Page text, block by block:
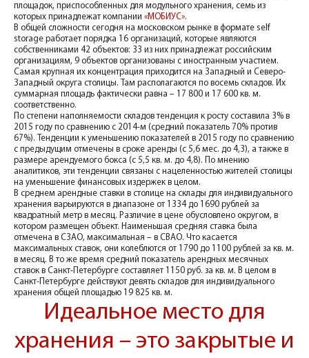
площадок, приспособленных для модульного хранения, семь из
которых принадлежат компании «МОБИУС».
В общей сложности сегодня на московском рынке в формате self
storage работает порядка 16 организаций, которые являются
собственниками 42 объектов: 33 из них принадлежат российским
организациям, 9 объектов организованы с иностранным участием.
Самая крупная их концентрация приходится на Западный и Северо-
Западный округа столицы. Там располагаются по восемь складов. Их
суммарная площадь фактически равна – 17 800 и 17 600 кв. м.
соответственно.
По степени наполняемости складов тенденция к росту составила 3% в
2015 году по сравнению с 2014-м (средний показатель 70% против
67%). Тенденции к уменьшению показателей в 2015 году по сравнению
с предыдущим отмечены в сроке аренды (с 5,6 мес. до 4,3), а также в
размере арендуемого бокса (с 5,5 кв. м. до 4,8). По мнению
аналитиков, эти тенденции связаны с нацеленностью жителей столицы
на уменьшение финансовых издержек в целом.
В среднем арендные ставки в столице на склады для индивидуального
хранения варьируются в диапазоне от 1334 до 1690 рублей за
квадратный метр в месяц. Различие в цене обусловлено округом, в
котором размещен объект. Наименьшая средняя ставка была
отмечена в СЗАО, максимальная – в СВАО. Что касается
максимальных ставок, они колеблются от 1790 до 1100 рублей за кв. м.
в месяц. В то же время средний показатель арендных месячных
ставок в Санкт-Петербурге составляет 1150 руб. за кв. м. В целом в
Санкт-Петербурге действуют девять складов для индивидуального
хранения общей площадью 19 825 кв. м.
Идеальное место для
хранения – это закрытые и